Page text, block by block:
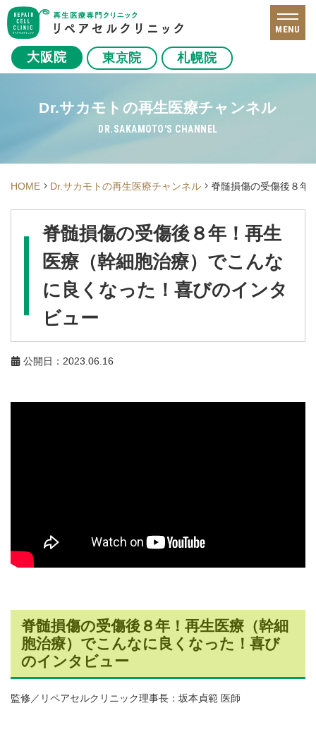
大阪院 東京院 札幌院
MENU
Dr.サカモトの再生医療チャンネル
DR.SAKAMOTO'S CHANNEL
HOME Dr.サカモトの再生医療チャンネル 脊髄損傷の受傷後８年
脊髄損傷の受傷後８年！再生
医療（幹細胞治療）でこんな
に良くなった！喜びのインタ
ビュー
公開日：2023.06.16
脊髄損傷の受傷後８年！再生医療（幹細
胞治療）でこんなに良くなった！喜び
のインタビュー
監修／リペアセルクリニック理事長：坂本貞範 医師